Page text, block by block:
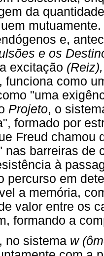
da
e,
e os
excitação (Reiz),
funciona como
"uma
Projeto, o
formado por
Freud chamou
nas barreiras de
à
percurso em
a memória,
valor entre os
formando a
no sistema w